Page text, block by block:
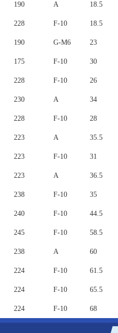
190 A 18.5
228 F-10 18.5
190 G-M6 23
175 F-10 30
228 F-10 26
230 A 34
228 F-10 28
223 A 35.5
223 F-10 31
223 A 36.5
238 F-10 35
240 F-10 44.5
245 F-10 58.5
238 A 60
224 F-10 61.5
224 F-10 65.5
224 F-10 68